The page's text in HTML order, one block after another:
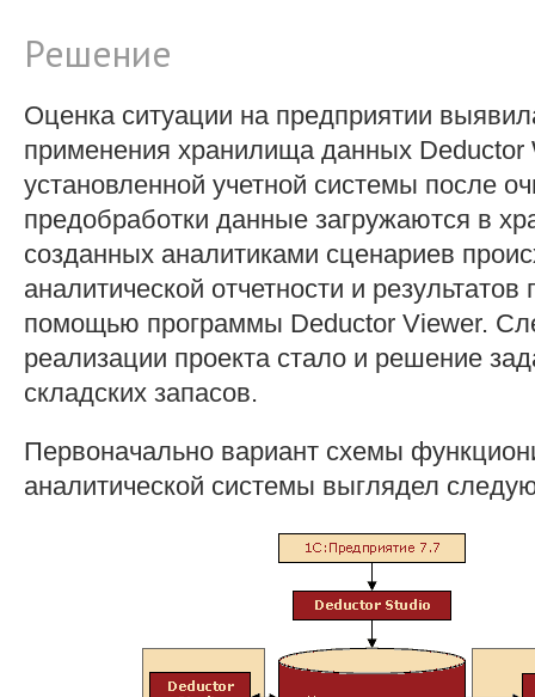
Решение
Оценка ситуации на предприятии
применения хранилища данных Deductor
установленной учетной системы после
предобработки данные загружаются в
созданных аналитиками сценариев
аналитической отчетности и
помощью программы Deductor Viewer.
реализации проекта стало и решение
складских запасов.
Первоначально вариант схемы
аналитической системы выглядел